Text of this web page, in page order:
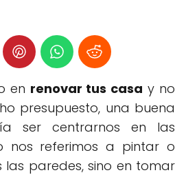
en renovar tus casa y no
presupuesto, una buena
ser centrarnos en las
nos referimos a pintar o
paredes, sino en tomar